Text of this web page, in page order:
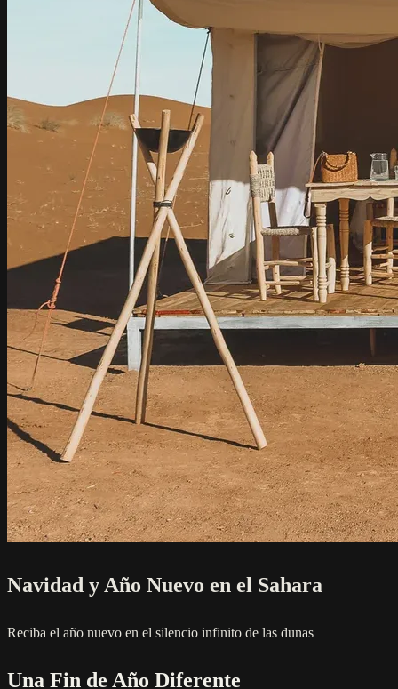
Navidad y Año Nuevo en el Sahara
Reciba el año nuevo en el silencio infinito de las dunas
Una Fin de Año Diferente